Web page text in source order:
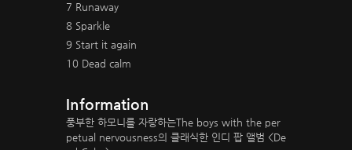
7 Runaway
8 Sparkle
9 Start it again
10 Dead calm
Information
풍부한 하모니를 자랑하는The boys with the per
petual nervousness의 클래식한 인디 팝 앨범 <De